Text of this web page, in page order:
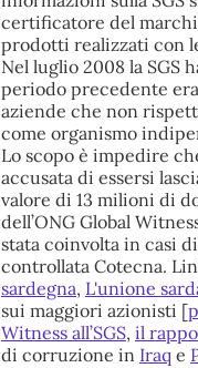
certificatore del
prodotti realizzati con
Nel luglio 2008 la
periodo precedente
aziende che non
come organismo
Lo scopo è impedire
accusata di essersi
valore di 13 milioni di
dell’ONG Global
stata coinvolta in casi
controllata Cotecna.
sardegna, L'unione
sui maggiori azionisti [
Witness all’SGS, il
di corruzione in Iraq e